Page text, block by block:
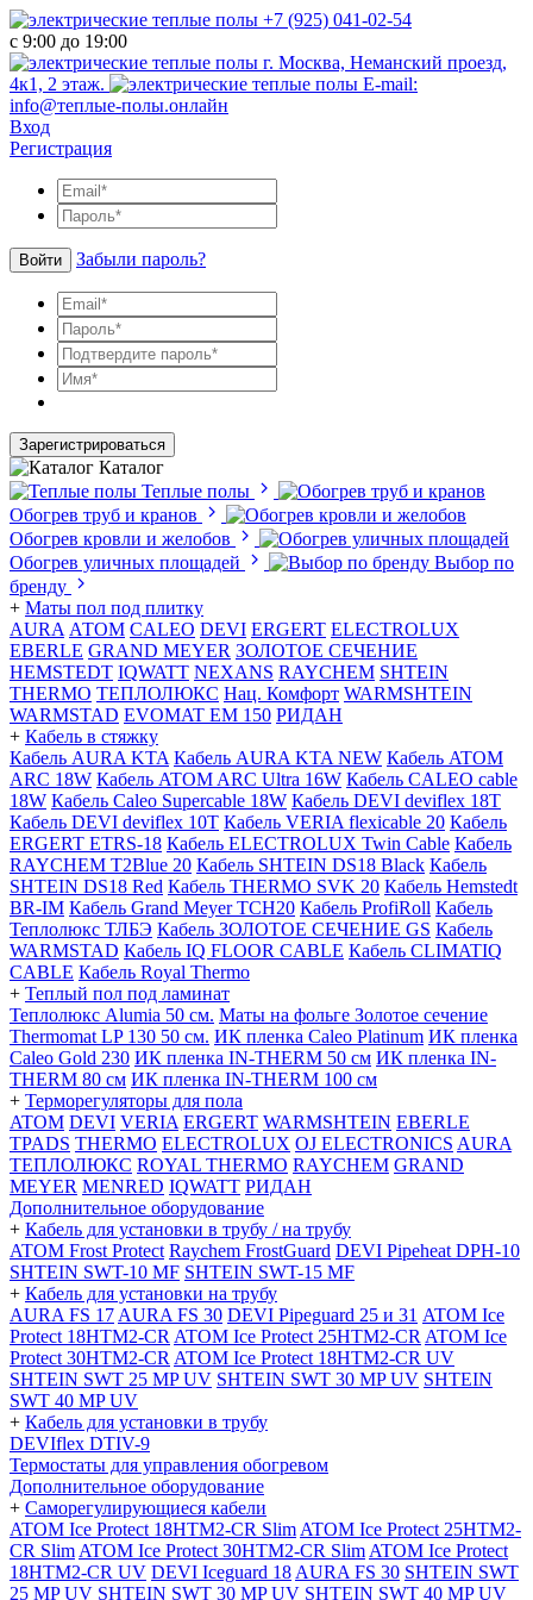
+7 (925) 041-02-54
с 9:00 до 19:00
г. Москва, Неманский проезд,
4к1, 2 этаж.
E-mail:
info@теплые-полы.онлайн
Вход
Регистрация
Войти Забыли пароль?
Зарегистрироваться
Каталог
Теплые полы
Обогрев труб и кранов
Обогрев кровли и желобов
Обогрев уличных площадей
Выбор по
бренду
+ Маты пол под плитку
AURA АТОМ CALEO DEVI ERGERT ELECTROLUX
EBERLE GRAND MEYER ЗОЛОТОЕ СЕЧЕНИЕ
HEMSTEDT IQWATT NEXANS RAYCHEM SHTEIN
THERMO ТЕПЛОЛЮКС Нац. Комфорт WARMSHTEIN
WARMSTAD EVOMAT EM 150 РИДАН
+ Кабель в стяжку
Кабель AURA KTA Кабель AURA KTA NEW Кабель ATOM
ARC 18W Кабель ATOM ARC Ultra 16W Кабель CALEO cable
18W Кабель Caleo Supercable 18W Кабель DEVI deviflex 18T
Кабель DEVI deviflex 10T Кабель VERIA flexicable 20 Кабель
ERGERT ETRS-18 Кабель ELECTROLUX Twin Cable Кабель
RAYCHEM T2Blue 20 Кабель SHTEIN DS18 Black Кабель
SHTEIN DS18 Red Кабель THERMO SVK 20 Кабель Hemstedt
BR-IM Кабель Grand Meyer TCH20 Кабель ProfiRoll Кабель
Теплолюкс ТЛБЭ Кабель ЗОЛОТОЕ СЕЧЕНИЕ GS Кабель
WARMSTAD Кабель IQ FLOOR CABLE Кабель CLIMATIQ
CABLE Кабель Royal Thermo
+ Теплый пол под ламинат
Теплолюкс Alumia 50 см. Маты на фольге Золотое сечение
Thermomat LP 130 50 cм. ИК пленка Caleo Platinum ИК пленка
Caleo Gold 230 ИК пленка IN-THERM 50 см ИК пленка IN-
THERM 80 см ИК пленка IN-THERM 100 см
+ Терморегуляторы для пола
ATOM DEVI VERIA ERGERT WARMSHTEIN EBERLE
TPADS THERMO ELECTROLUX OJ ELECTRONICS AURA
ТЕПЛОЛЮКС ROYAL THERMO RAYCHEM GRAND
MEYER MENRED IQWATT РИДАН
Дополнительное оборудование
+ Кабель для установки в трубу / на трубу
ATOM Frost Protect Raychem FrostGuard DEVI Pipeheat DPH-10
SHTEIN SWT-10 MF SHTEIN SWT-15 MF
+ Кабель для установки на трубу
AURA FS 17 AURA FS 30 DEVI Pipeguard 25 и 31 ATOM Ice
Protect 18HTM2-CR ATOM Ice Protect 25HTM2-CR ATOM Ice
Protect 30HTM2-CR ATOM Ice Protect 18HTM2-CR UV
SHTEIN SWT 25 MP UV SHTEIN SWT 30 MP UV SHTEIN
SWT 40 MP UV
+ Кабель для установки в трубу
DEVIflex DTIV-9
Термостаты для управления обогревом
Дополнительное оборудование
+ Саморегулирующиеся кабели
ATOM Ice Protect 18HTM2-CR Slim ATOM Ice Protect 25HTM2-
CR Slim ATOM Ice Protect 30HTM2-CR Slim ATOM Ice Protect
18HTM2-CR UV DEVI Iceguard 18 AURA FS 30 SHTEIN SWT
25 MP UV SHTEIN SWT 30 MP UV SHTEIN SWT 40 MP UV